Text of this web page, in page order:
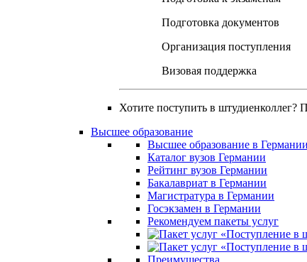
Подготовка документов
Организация поступления
Визовая поддержка
Хотите поступить в штудиенколлег?
Высшее образование
Высшее образование в Германии
Каталог вузов Германии
Рейтинг вузов Германии
Бакалавриат в Германии
Магистратура в Германии
Госэкзамен в Германии
Рекомендуем пакеты услуг
Преимущества